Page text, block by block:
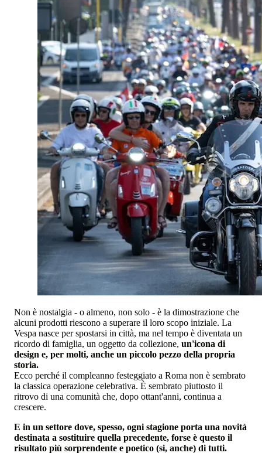
Non è nostalgia - o almeno, non solo - è la dimostrazione che
alcuni prodotti riescono a superare il loro scopo iniziale. La
Vespa nasce per spostarsi in città, ma nel tempo è diventata un
ricordo di famiglia, un oggetto da collezione, un'icona di
design e, per molti, anche un piccolo pezzo della propria
storia.
Ecco perché il compleanno festeggiato a Roma non è sembrato
la classica operazione celebrativa. È sembrato piuttosto il
ritrovo di una comunità che, dopo ottant'anni, continua a
crescere.
E in un settore dove, spesso, ogni stagione porta una novità
destinata a sostituire quella precedente, forse è questo il
risultato più sorprendente e poetico (si, anche) di tutti.